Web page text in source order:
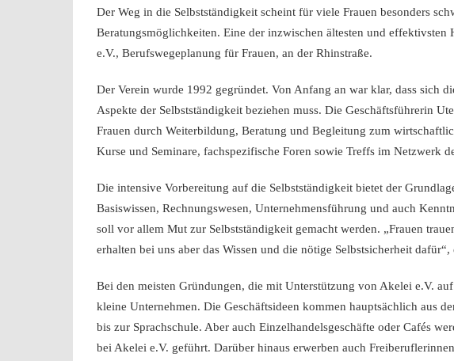
grösseres
Bild
Der Weg in die Selbstständigkeit scheint für viele Frauen besonders
Beratungsmöglichkeiten. Eine der inzwischen ältesten und
e.V., Berufswegeplanung für Frauen, an der Rhinstraße.
Der Verein wurde 1992 gegründet. Von Anfang an war klar, dass sich
Aspekte der Selbstständigkeit beziehen muss. Die Geschäftsführerin
Frauen durch Weiterbildung, Beratung und Begleitung zum
Kurse und Seminare, fachspezifische Foren sowie Treffs im Netzwerk
Die intensive Vorbereitung auf die Selbstständigkeit bietet der
Basiswissen, Rechnungswesen, Unternehmensführung und auch
soll vor allem Mut zur Selbstständigkeit gemacht werden. „Frauen
erhalten bei uns aber das Wissen und die nötige Selbstsicherheit dafür“,
Bei den meisten Gründungen, die mit Unterstützung von Akelei e.V.
kleine Unternehmen. Die Geschäftsideen kommen hauptsächlich aus
bis zur Sprachschule. Aber auch Einzelhandelsgeschäfte oder Cafés
bei Akelei e.V. geführt. Darüber hinaus erwerben auch